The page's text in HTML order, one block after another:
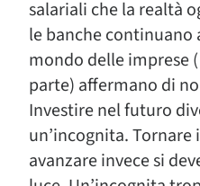
salariali che la realtà
le banche continuano
mondo delle imprese
parte) affermano di
Investire nel futuro
un’incognita.
avanzare invece si